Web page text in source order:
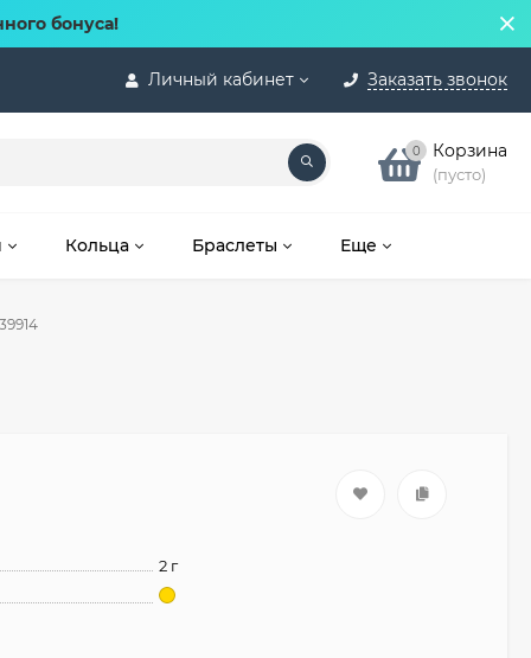
бонуса!
Личный кабинет Заказать звонок
0 Корзина
(пусто)
Кольца Браслеты Еще
2 г